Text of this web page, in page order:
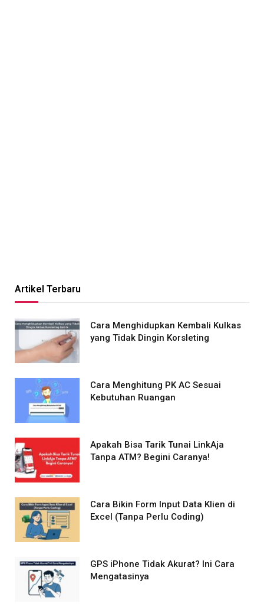
Artikel Terbaru
Cara Menghidupkan Kembali Kulkas
yang Tidak Dingin Korsleting
Cara Menghitung PK AC Sesuai
Kebutuhan Ruangan
Apakah Bisa Tarik Tunai LinkAja
Tanpa ATM? Begini Caranya!
Cara Bikin Form Input Data Klien di
Excel (Tanpa Perlu Coding)
GPS iPhone Tidak Akurat? Ini Cara
Mengatasinya